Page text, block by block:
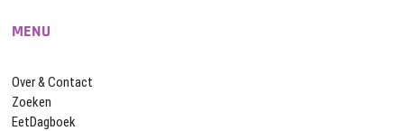
MENU
Over & Contact
Zoeken
EetDagboek